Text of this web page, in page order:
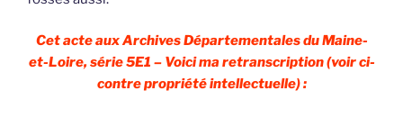
Cet acte aux Archives Départementales du Maine-
et-Loire, série 5E1 – Voici ma retranscription (voir ci-
contre propriété intellectuelle) :